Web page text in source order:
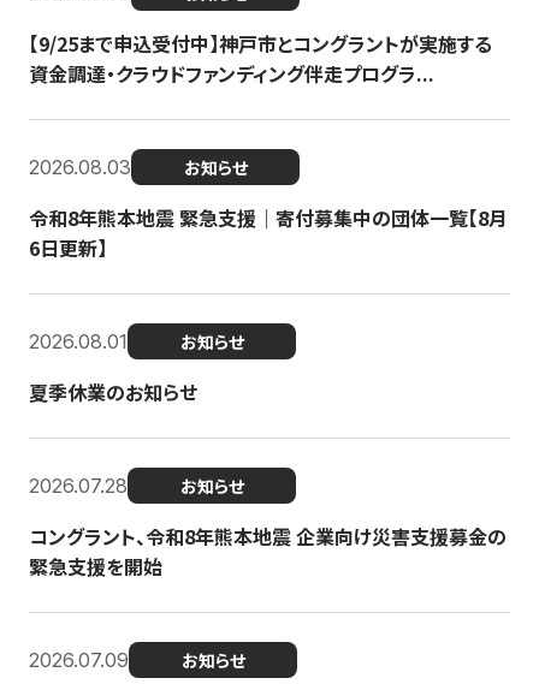
【9/25まで申込受付中】神戸市とコングラントが実施する
資金調達・クラウドファンディング伴走プログラ...
2026.08.03 お知らせ
令和8年熊本地震 緊急支援｜寄付募集中の団体一覧【8月
6日更新】
2026.08.01 お知らせ
夏季休業のお知らせ
2026.07.28 お知らせ
コングラント、令和8年熊本地震 企業向け災害支援募金の
緊急支援を開始
2026.07.09 お知らせ